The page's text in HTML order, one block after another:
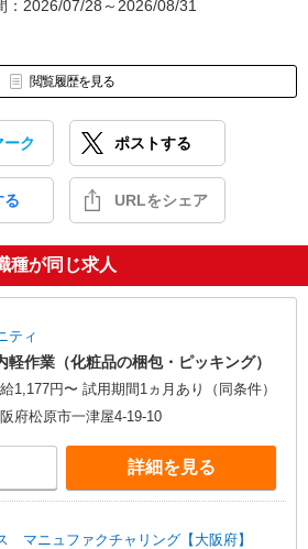
：2026/07/28～2026/08/31
閲覧履歴を見る
ーク ポストする
る URLをシェア
種が同じ求人
ティ
軽作業（化粧品の梱包・ピッキング）
1,177円〜 試用期間1ヵ月あり（同条件）
府松原市一津屋4-19-10
詳細を見る
マニュファクチャリング【大阪府】